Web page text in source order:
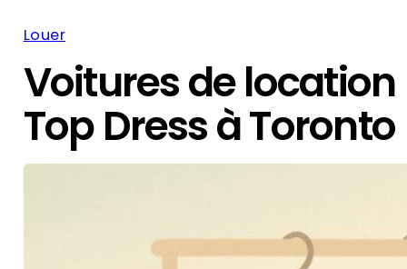
Louer
Voitures de location
Top Dress à Toronto